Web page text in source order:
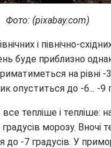
Фото: (pixabay.com)
і північно-
буде приблизно
на рівні -
опуститься до -6... -9
тепліше і тепліше:
морозу. Вночі
до -7 градусів. У